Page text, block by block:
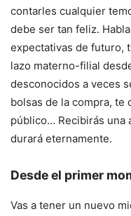
contarles cualquier
debe ser tan feliz.
expectativas de futuro,
lazo materno-filial
desconocidos a veces
bolsas de la compra,
público… Recibirás una
durará eternamente.
Desde el primer
Vas a tener un nuevo